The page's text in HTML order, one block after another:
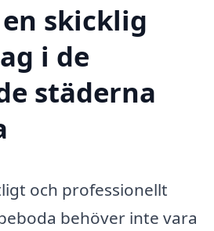
skicklig
i de
städerna
och professionellt
behöver inte vara